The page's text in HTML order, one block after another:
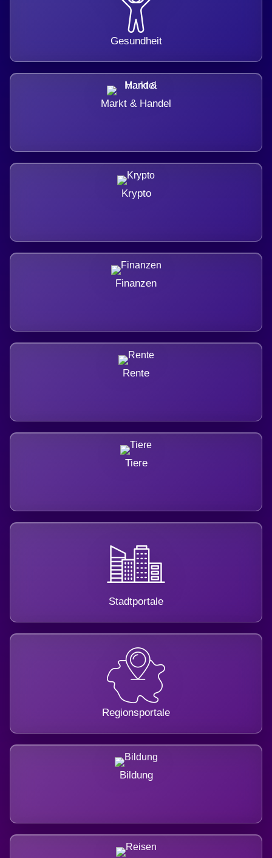
Gesundheit
Markt & Handel
Krypto
Finanzen
Rente
Tiere
Stadtportale
Regionsportale
Bildung